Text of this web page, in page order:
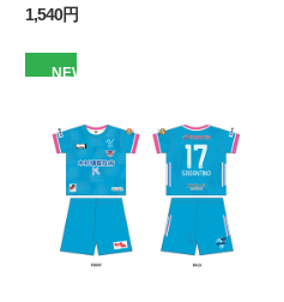
1,540円
NEW